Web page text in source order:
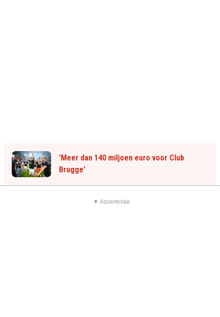
'Meer dan 140 miljoen euro voor Club
Brugge'
▼ Advertentie